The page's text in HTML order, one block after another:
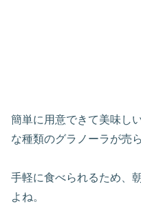
簡単に用意できて美味し
な種類のグラノーラが売
手軽に食べられるため、
よね。